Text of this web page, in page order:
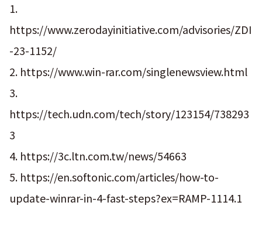
1.
https://www.zerodayinitiative.com/advisories/ZDI
-23-1152/
2. https://www.win-rar.com/singlenewsview.html
3.
https://tech.udn.com/tech/story/123154/738293
3
4. https://3c.ltn.com.tw/news/54663
5. https://en.softonic.com/articles/how-to-
update-winrar-in-4-fast-steps?ex=RAMP-1114.1